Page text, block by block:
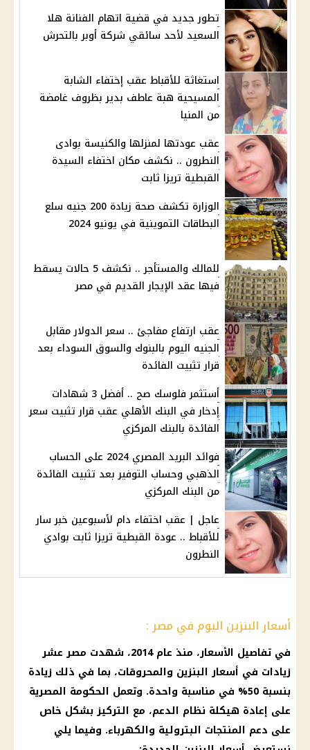
تطور جديد في قضية اتهام الفنانة هلا
السعيد لأحد سائقي شركة أوبر بالتحرش
استغاثة للأقباط عقب إختفاء الشابة
المسيحية هبة عاطف بدير بظروف غامضة
من المنيا
عقب عودتها لمنزلها والكنيسة بوادى
النطرون .. نكشف مكان اختفاء السيدة
القبطية تريزا ثابت
الوزارة تكشف صحة زيادة 200 جنيه سلع
البطاقات التموينية في يونيو 2024
للمالك والمستأجر .. نكشف 5 حالات يسقط
فيها عقد الإيجار القديم في مصر
عقب ارتفاع مفاجئ .. سعر الدولار مقابل
الجنيه اليوم بالبنوك والسوق السوداء بعد
قرار تثبيت الفائدة
أستثمر فلوسك صح .. أفضل 3 شهادات
إدخار في البنك الأهلي عقب قرار تثبيت سعر
الفائدة بالبنك المركزي
فوائد البريد المصري 2024 على الحساب
الذهبي وحساب التوفير بعد تثبيت الفائدة
من البنك المركزي
عاجل | عقب اختفاء دام لأسبوعين خبر سار
للأقباط .. عودة القبطية تريزا ثابت بوادي
النطرون
أسعار البنزين اليوم في مصر :
في تفاصيل الأسعار
، منذ عام 2014، شهدت مصر عشر
زيادات في أسعار البنزين والمحروقات، بما في ذلك زيادة
بنسبة 50% في مناسبة واحدة. وتعمل
الحكومة المصرية
على إعادة هيكلة نظام الدعم، مع التركيز بشكل خاص
على دعم المنتجات البترولية والكهرباء. وفيما يلي